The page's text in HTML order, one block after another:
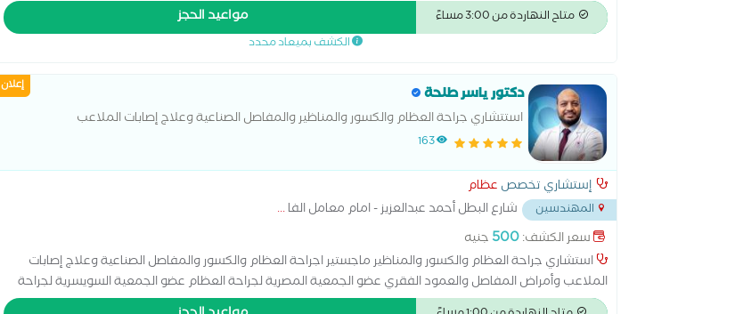
علاج الرباط الصليبي عملية الغضروف عملية تبديل مفصل الورك عملية تغيير مفصل الركبة عملية مفصل الكوع قطع
عظمي في الركبة
متاح النهاردة من 3:00 مساءً مواعيد الحجز
الكشف بميعاد محدد
إعلان دكتور ياسر طلحة
استتشاري جراحة العظام والكسور والمناظير والمفاصل الصناعية وعلاج إصابات الملاعب
163
إستشاري تخصص عظام
المهندسين شارع البطل أحمد عبدالعزيز - امام معامل الفا...
سعر الكشف:500 جنيه
استشاري جراحة العظام والكسور والمناظير ماجستير اجراحة العظام والكسور والمفاصل الصناعية وعلاج إصابات
الملاعب وأمراض المفاصل والعمود الفقري عضو الجمعية المصرية لجراحة العظام عضو الجمعية السويسرية لجراحة
العظام AO